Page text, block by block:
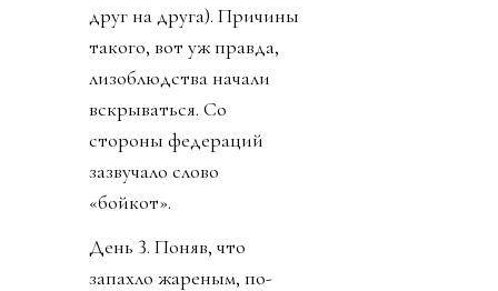
друг на друга). Причины
такого, вот уж правда,
лизоблюдства начали
вскрываться. Со
стороны федераций
зазвучало слово
«бойкот».
День 3. Поняв, что
запахло жареным, по-